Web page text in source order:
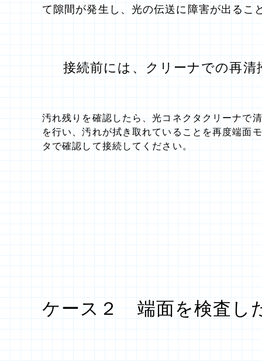
て隙間が発生し、光の伝送に障害が出るこ
接続前には、クリーナでの再
汚れ残りを確認したら、光コネクタクリーナで
を行い、汚れが拭き取れていることを再度端面
タで確認して接続してください。
ケース２ 端面を検査し